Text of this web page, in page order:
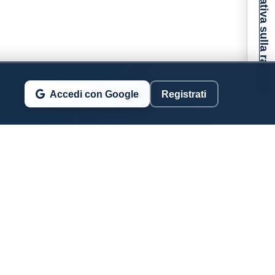
Accedi con Google Registrati Informativa sulla raccolta